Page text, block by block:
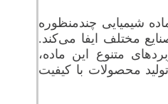
شیمیایی چندمنظوره
مختلف ایفا می‌کند.
متنوع این ماده،
محصولات با کیفیت